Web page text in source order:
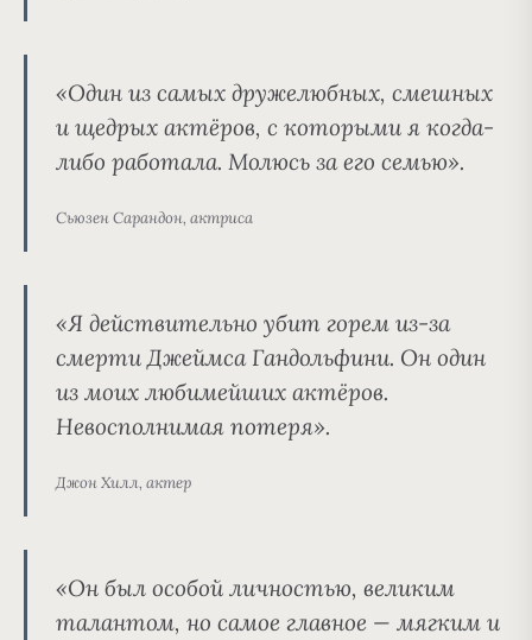
«Один из самых дружелюбных, смешных
и щедрых актёров, с которыми я когда-
либо работала. Молюсь за его семью».
Сьюзен Сарандон, актриса
«Я действительно убит горем из-за
смерти Джеймса Гандольфини. Он один
из моих любимейших актёров.
Невосполнимая потеря».
Джон Хилл, актер
«Он был особой личностью, великим
талантом, но самое главное — мягким и